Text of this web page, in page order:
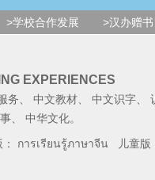
>学校合作发展 >汉办赠书
EXPERIENCES
务 中文教材 中文识字
中华文化。
การเรียนรู้ภาษาจีน 儿童版